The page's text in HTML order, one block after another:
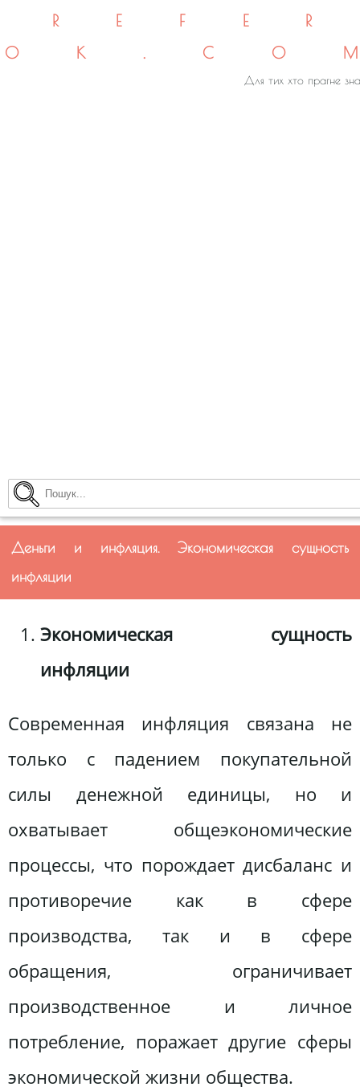
Для тих хто прагне
Деньги и инфляция. Экономическая сущность
инфляции
Экономическая сущность
инфляции
Современная инфляция связана не
только с падением покупательной
силы денежной единицы, но и
охватывает общеэкономические
процессы, что порождает дисбаланс и
противоречие как в сфере
производства, так и в сфере
обращения, ограничивает
производственное и личное
потребление, поражает другие сферы
экономической жизни общества.